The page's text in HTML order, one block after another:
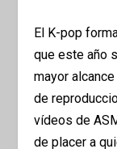
El K-pop
que este año
mayor
de
vídeos de
de placer a